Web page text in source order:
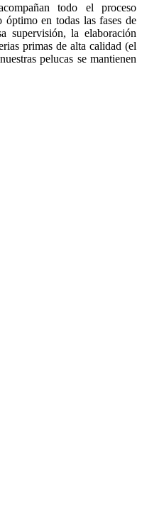
todo el proceso
óptimo en todas las fases de
supervisión, la elaboración
primas de alta calidad (el
pelucas se mantienen